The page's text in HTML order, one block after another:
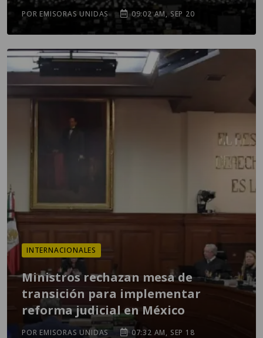
POR EMISORAS UNIDAS 09:02 AM, SEP 20
INTERNACIONALES
Ministros rechazan mesa de
transición para implementar
reforma judicial en México
POR EMISORAS UNIDAS 07:32 AM, SEP 18